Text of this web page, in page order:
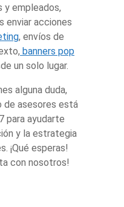
empleados,
enviar acciones
, envíos de
banners pop
un solo lugar.
alguna duda,
de asesores está
para ayudarte
y la estrategia
¡Qué esperas!
con nosotros!